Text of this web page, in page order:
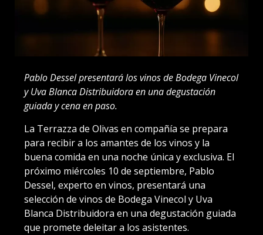
Pablo Dessel presentará los vinos de Bodega Vinecol
y Uva Blanca Distribuidora en una degustación
guiada y cena en paso.
La Terrazza de Olivas en compañía se prepara
para recibir a los amantes de los vinos y la
buena comida en una noche única y exclusiva. El
próximo miércoles 10 de septiembre, Pablo
Dessel, experto en vinos, presentará una
selección de vinos de Bodega Vinecol y Uva
Blanca Distribuidora en una degustación guiada
que promete deleitar a los asistentes.